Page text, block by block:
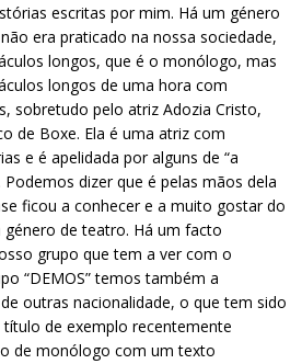
escritas por mim. Há um género
era praticado na nossa sociedade,
longos, que é o monólogo, mas
longos de uma hora com
sobretudo pelo atriz Adozia Cristo,
de Boxe. Ela é uma atriz com
e é apelidada por alguns de “a
dizer que é pelas mãos dela
ficou a conhecer e a muito gostar do
de teatro. Há um facto
grupo que tem a ver com o
“DEMOS” temos também a
outras nacionalidade, o que tem sido
de exemplo recentemente
de monólogo com um texto